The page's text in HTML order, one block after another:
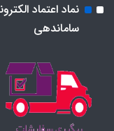
نماد اعتماد
ساماندهی